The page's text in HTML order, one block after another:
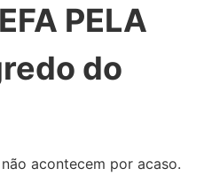
PELA
do
acontecem por acaso.